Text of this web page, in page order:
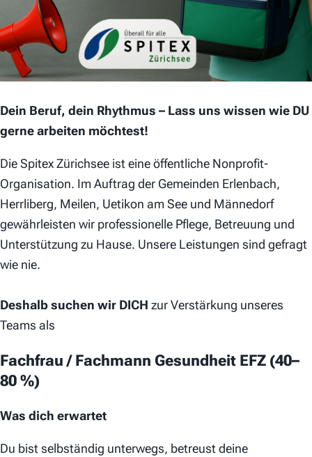
Dein Beruf, dein Rhythmus – Lass uns wissen wie DU
gerne arbeiten möchtest!
Die Spitex Zürichsee ist eine öffentliche Nonprofit-
Organisation. Im Auftrag der Gemeinden Erlenbach,
Herrliberg, Meilen, Uetikon am See und Männedorf
gewährleisten wir professionelle Pflege, Betreuung und
Unterstützung zu Hause. Unsere Leistungen sind gefragt
wie nie.
Deshalb suchen wir DICH zur Verstärkung unseres
Teams als
Fachfrau / Fachmann Gesundheit EFZ (40–
80 %)
Was dich erwartet
Du bist selbständig unterwegs, betreust deine